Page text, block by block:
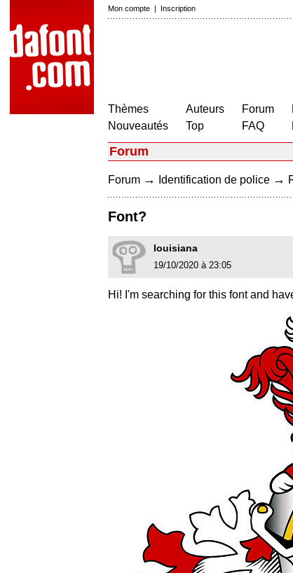
Mon compte | Inscription
Thèmes
Nouveautés
Auteurs
Top
Forum
FAQ
Forum
Forum → Identification de police →
Font?
louisiana
19/10/2020 à 23:05
Hi! I'm searching for this font and